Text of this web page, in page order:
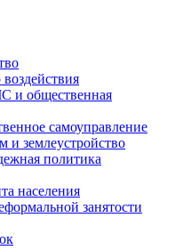
и общественная
самоуправление
и землеустройство
политика
населения
занятости